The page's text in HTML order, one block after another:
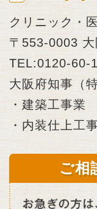
クリニック・
〒553-0003
TEL:0120-60-
大阪府知事（
・建築工事業
・内装仕上工
ご相